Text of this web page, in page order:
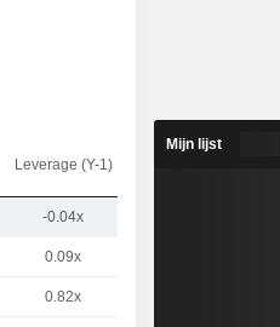
Leverage (Y-1)
-0.04x
0.09x
0.82x
Mijn lijst